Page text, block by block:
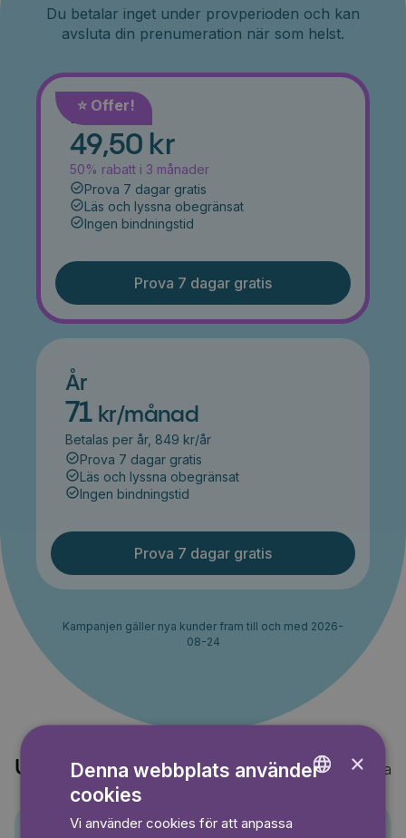
Du betalar inget under provperioden och kan
avsluta din prenumeration när som helst.
⭐️ Offer!
Månad
49,50 kr
50% rabatt i 3 månader
Prova 7 dagar gratis
Läs och lyssna obegränsat
Ingen bindningstid
Prova 7 dagar gratis
År
71 kr/månad
Betalas per år, 849 kr/år
Prova 7 dagar gratis
Läs och lyssna obegränsat
Ingen bindningstid
Prova 7 dagar gratis
Kampanjen gäller nya kunder fram till och med 2026-
08-24
Upptäck också Visa alla
×
Denna webbplats använder
cookies
Vi använder cookies för att anpassa